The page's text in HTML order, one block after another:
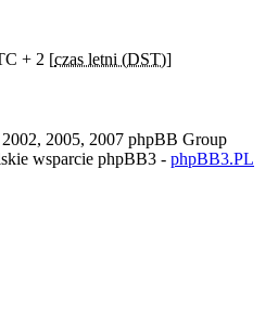
+ 2 [czas letni (DST)]
2005, 2007 phpBB Group
wsparcie phpBB3 - phpBB3.PL